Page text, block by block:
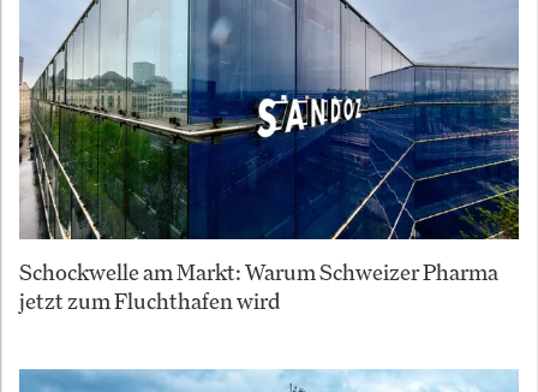
Schockwelle am Markt: Warum Schweizer Pharma
jetzt zum Fluchthafen wird